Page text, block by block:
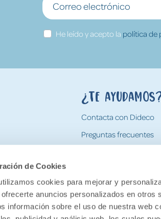
de Cookies
cookies para mejorar y
anuncios personalizados en otros
información sobre el uso de nuestra web
He leído y acepto la política de
¿Te
Contacta con Dideco
Preguntas frecuentes
Devoluciones